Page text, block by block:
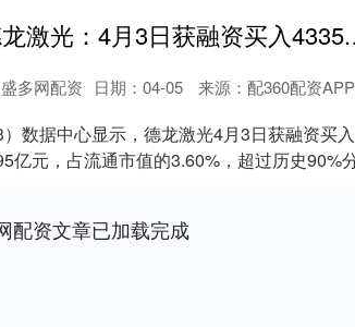
广
日期：04-05 来源：配360配资
盛多网配资
数据中心显示，德龙激光4月3日获融资买
亿元，占流通市值的3.60%，超过历史90%
配资文章已加载完成